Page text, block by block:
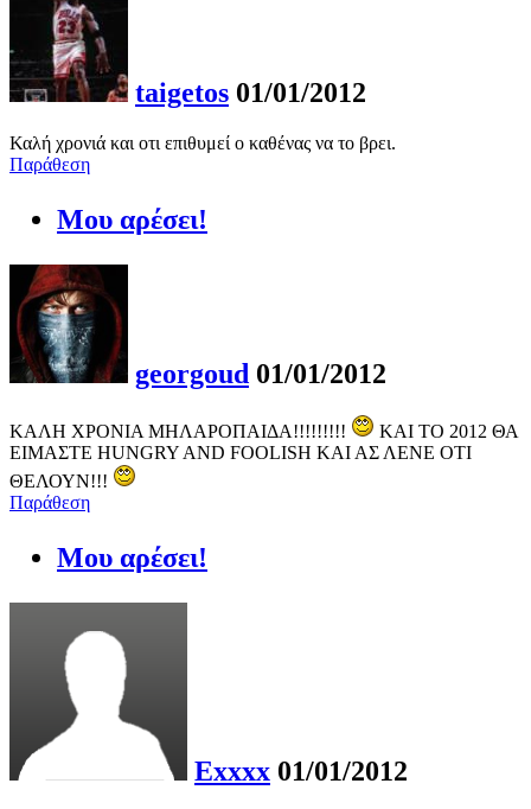
taigetos 01/01/2012
Καλή χρονιά και οτι επιθυμεί ο καθένας να το βρει.
Παράθεση
Μου αρέσει!
georgoud 01/01/2012
ΚΑΛΗ ΧΡΟΝΙΑ ΜΗΛΑΡΟΠΑΙΔΑ!!!!!!!!!
ΚΑΙ ΤΟ 2012 ΘΑ
ΕΙΜΑΣΤΕ HUNGRY AND FOOLISH ΚΑΙ ΑΣ ΛΕΝΕ ΟΤΙ
ΘΕΛΟΥΝ!!!
Παράθεση
Μου αρέσει!
Exxxx 01/01/2012